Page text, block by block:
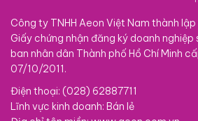
Công ty TNHH Aeon Việt Nam thành
Giấy chứng nhận đăng ký doanh nghiệp
ban nhân dân Thành phố Hồ Chí Minh
07/10/2011.
Điện thoại: (028) 62887711
Lĩnh vực kinh doanh: Bán lẻ